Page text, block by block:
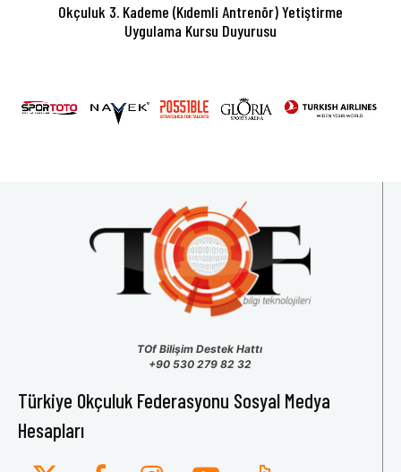
Okçuluk 3. Kademe (Kıdemli Antrenör) Yetiştirme
Uygulama Kursu Duyurusu
TOf Bilişim Destek Hattı
+90 530 279 82 32
Türkiye Okçuluk Federasyonu Sosyal Medya
Hesapları